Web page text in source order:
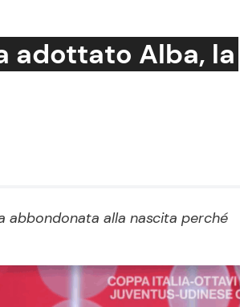
Le Ricette in TV
Ricette Facili e Veloci
Ricette Feste
adottato Alba, la
abbondonata alla nascita perché